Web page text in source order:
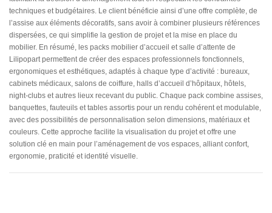
techniques et budgétaires. Le client bénéficie ainsi d’une offre complète, de
l’assise aux éléments décoratifs, sans avoir à combiner plusieurs références
dispersées, ce qui simplifie la gestion de projet et la mise en place du
mobilier. En résumé, les packs mobilier d’accueil et salle d’attente de
Lilipopart permettent de créer des espaces professionnels fonctionnels,
ergonomiques et esthétiques, adaptés à chaque type d’activité : bureaux,
cabinets médicaux, salons de coiffure, halls d’accueil d’hôpitaux, hôtels,
night-clubs et autres lieux recevant du public. Chaque pack combine assises,
banquettes, fauteuils et tables assortis pour un rendu cohérent et modulable,
avec des possibilités de personnalisation selon dimensions, matériaux et
couleurs. Cette approche facilite la visualisation du projet et offre une
solution clé en main pour l’aménagement de vos espaces, alliant confort,
ergonomie, praticité et identité visuelle.